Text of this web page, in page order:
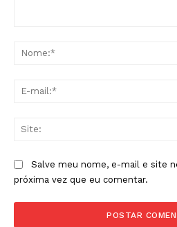
ASSINAR
Salve meu nome, e-mail e site
próxima vez que eu comentar.